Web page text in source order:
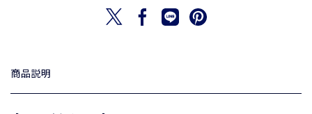
ツイートする
新しいウィンドウで開く
シェアする
新しいウィンドウで開く
Translation missing:
新しいウィンドウで開く
ピンを保存する
新しいウィンドウで開く
商品説明